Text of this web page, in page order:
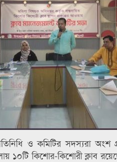
ও কমিটির সদস্যরা
১০টি কিশোর-কিশোরী ক্লাব